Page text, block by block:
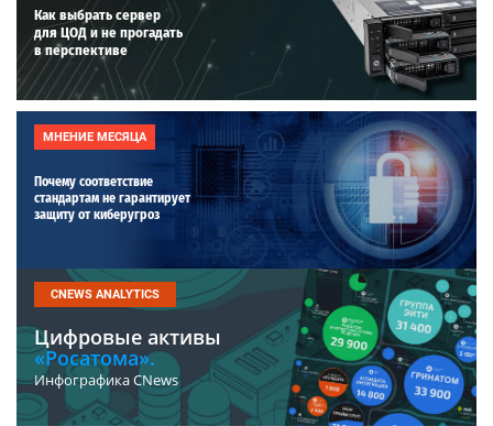
Как выбрать сервер
для ЦОД и не прогадать
в перспективе
МНЕНИЕ МЕСЯЦА
Почему соответствие
стандартам не гарантирует
защиту от киберугроз
CNEWS ANALYTICS
Цифровые активы
«Росатома».
Инфографика CNews